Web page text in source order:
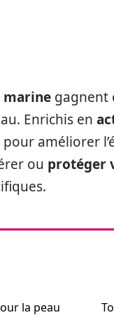
marine gagnent
Enrichis en
améliorer
ou protéger
la peau